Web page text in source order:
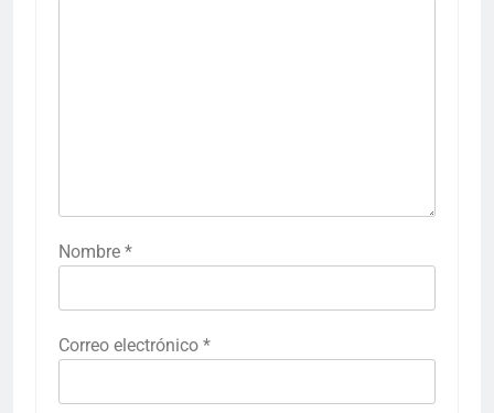
Nombre *
Correo electrónico *